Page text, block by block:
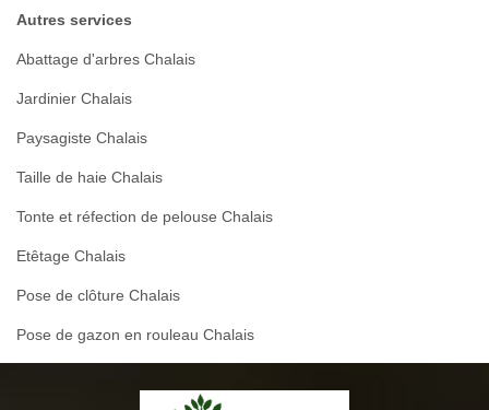
Autres services
Abattage d'arbres Chalais
Jardinier Chalais
Paysagiste Chalais
Taille de haie Chalais
Tonte et réfection de pelouse Chalais
Etêtage Chalais
Pose de clôture Chalais
Pose de gazon en rouleau Chalais